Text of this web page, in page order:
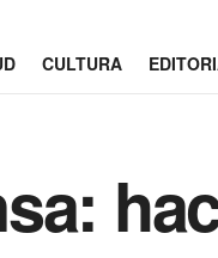
CULTURA